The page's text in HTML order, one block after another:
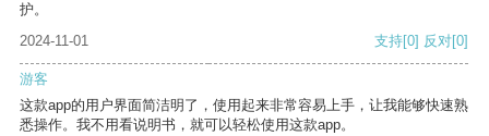
护。
2024-11-01
支持[0] 反对[0]
游客
这款app的用户界面简洁明了，使用起来非常容易上手，让我能够快速熟
悉操作。我不用看说明书，就可以轻松使用这款app。